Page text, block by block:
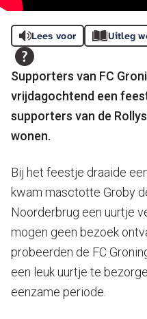
Lees voor Uitleg
Supporters van FC
vrijdagochtend een
supporters van de
wonen.
Bij het feestje draaide
kwam masctotte Groby
Noorderbrug een uurtje
mogen geen bezoek
probeerden de FC
een leuk uurtje te
eenzame periode.